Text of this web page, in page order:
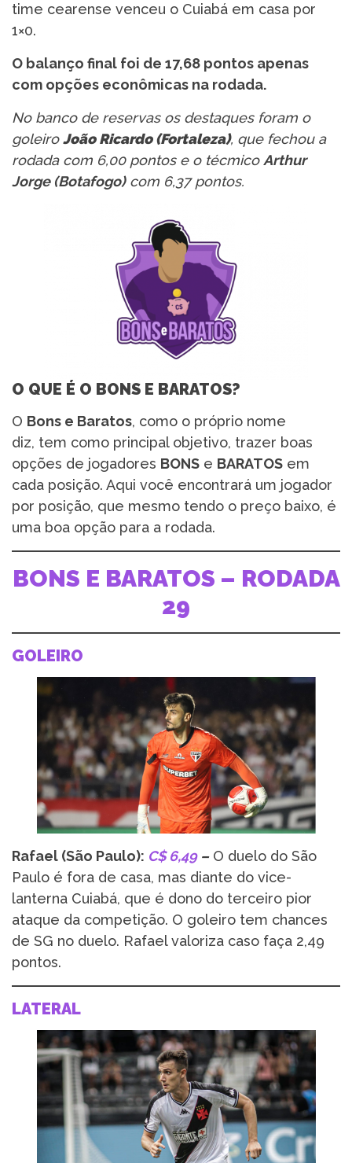
time cearense venceu o Cuiabá em casa por
1×0.
O balanço final foi de 17,68 pontos apenas
com opções econômicas na rodada.
No banco de reservas os destaques foram o
goleiroJoão Ricardo (Fortaleza), que fechou a
rodada com 6,00 pontos e o técmicoArthur
Jorge (Botafogo)com 6,37 pontos.
O QUE É O BONS E BARATOS?
O Bons e Baratos, como o próprio nome
diz, tem como principal objetivo, trazer boas
opções de jogadores BONS e BARATOS em
cada posição. Aqui você encontrará um jogador
por posição, que mesmo tendo o preço baixo, é
uma boa opção para a rodada.
BONS E BARATOS – RODADA
29
GOLEIRO
Rafael (São Paulo): C$6,49 –O duelo do São
Paulo é fora de casa, mas diante do vice-
lanterna Cuiabá, que é dono do terceiro pior
ataque da competição. O goleiro tem chances
de SG no duelo. Rafael valoriza caso faça 2,49
pontos.
LATERAL